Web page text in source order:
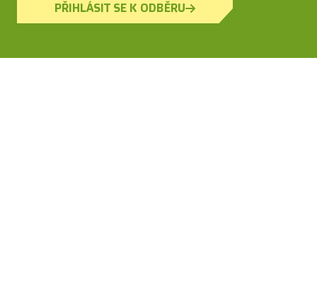
PŘIHLÁSIT SE K ODBĚRU